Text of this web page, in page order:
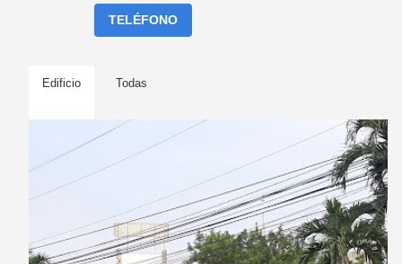
TELÉFONO
Edificio Todas